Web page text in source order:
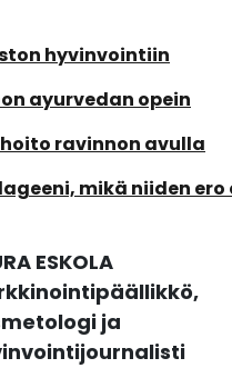
hyvinvointiin
ayurvedan opein
ravinnon avulla
mikä niiden ero
ESKOLA
ja